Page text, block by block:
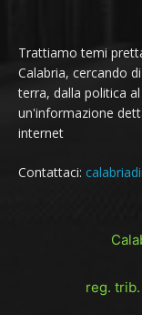
Trattiamo temi
Calabria, cercando
terra, dalla politica
un'informazione
internet
Contattaci:
reg. trib.